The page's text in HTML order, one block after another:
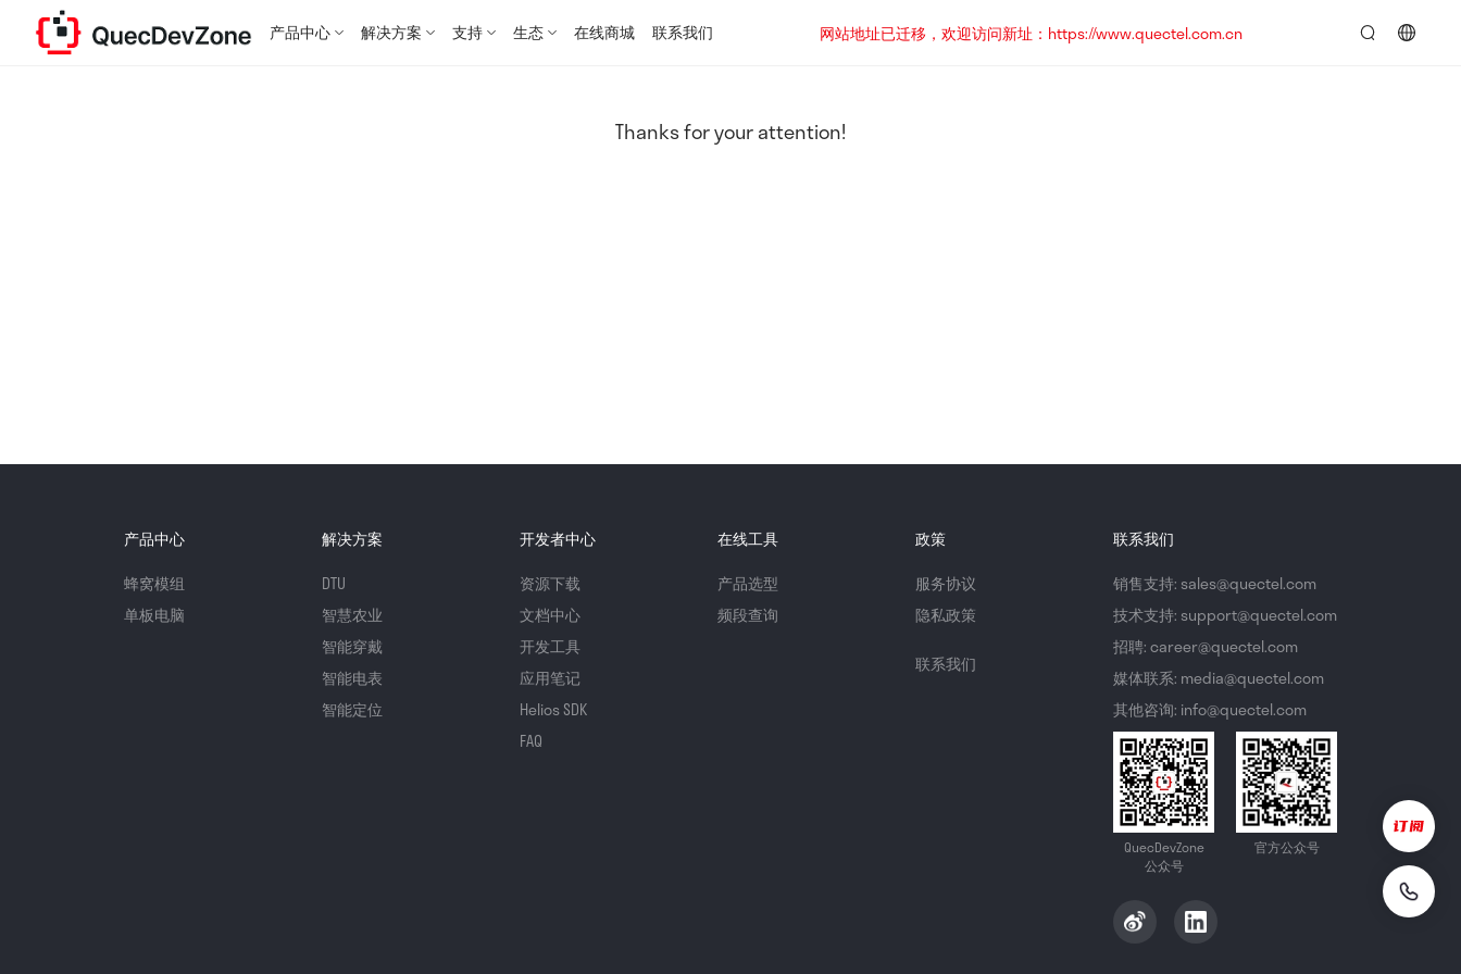
产品中心 解决方案 支持 生态 在线商城 联系我们
网站地址已迁移，欢迎访问新址：https://www.quectel.com.cn
Thanks for your attention!
产品中心
蜂窝模组
单板电脑
解决方案
DTU
智慧农业
智能穿戴
智能电表
智能定位
开发者中心
资源下载
文档中心
开发工具
应用笔记
Helios SDK
FAQ
在线工具
产品选型
频段查询
政策
服务协议
隐私政策
联系我们
联系我们
销售支持: sales@quectel.com
技术支持: support@quectel.com
招聘: career@quectel.com
媒体联系: media@quectel.com
其他咨询: info@quectel.com
QuecDevZone
公众号
官方公众号